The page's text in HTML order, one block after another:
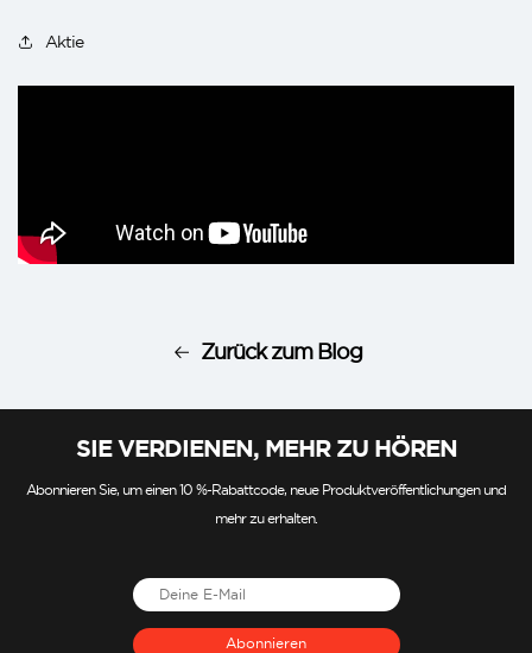
Aktie
Zurück zum Blog
SIE VERDIENEN, MEHR ZU HÖREN
Abonnieren Sie, um einen 10 %-Rabattcode, neue Produktveröffentlichungen und
mehr zu erhalten.
Abonnieren